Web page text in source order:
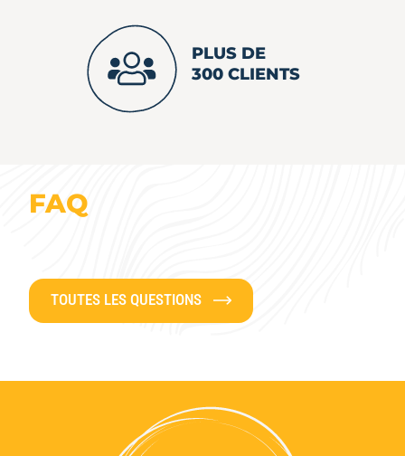
PLUS DE
300 CLIENTS
FAQ
TOUTES LES QUESTIONS